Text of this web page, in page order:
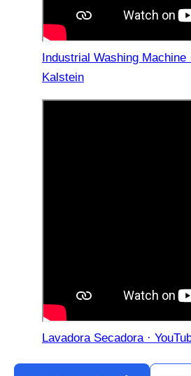
Industrial Washing Machine
Kalstein
Lavadora Secadora ·